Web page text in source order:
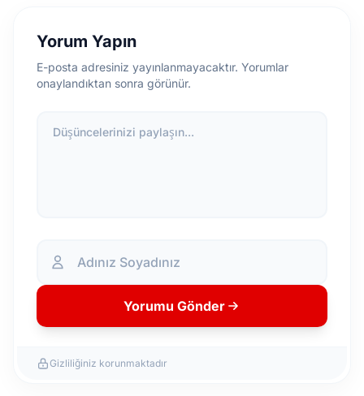
Yorum Yapın
E-posta adresiniz yayınlanmayacaktır. Yorumlar
onaylandıktan sonra görünür.
Düşüncelerinizi paylaşın...
Yorumu Gönder
Gizliliğiniz korunmaktadır